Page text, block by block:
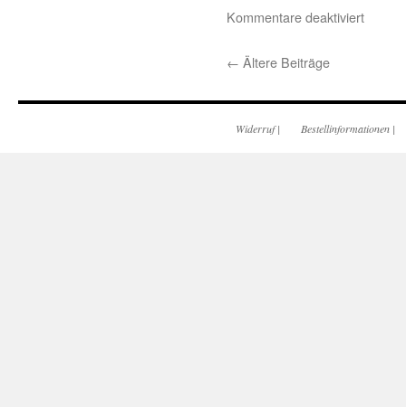
Kommentare deaktiviert
← Ältere Beiträge
Widerruf| Bestellinformationen |